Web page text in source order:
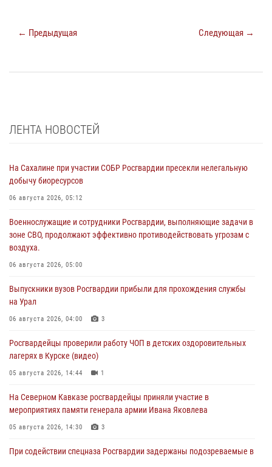
← Предыдущая Следующая →
ЛЕНТА НОВОСТЕЙ
На Сахалине при участии СОБР Росгвардии пресекли нелегальную
добычу биоресурсов
06 августа 2026, 05:12
Военнослужащие и сотрудники Росгвардии, выполняющие задачи в
зоне СВО, продолжают эффективно противодействовать угрозам с
воздуха.
06 августа 2026, 05:00
Выпускники вузов Росгвардии прибыли для прохождения службы
на Урал
06 августа 2026, 04:00 3
Росгвардейцы проверили работу ЧОП в детских оздоровительных
лагерях в Курске (видео)
05 августа 2026, 14:44 1
На Северном Кавказе росгвардейцы приняли участие в
мероприятиях памяти генерала армии Ивана Яковлева
05 августа 2026, 14:30 3
При содействии спецназа Росгвардии задержаны подозреваемые в